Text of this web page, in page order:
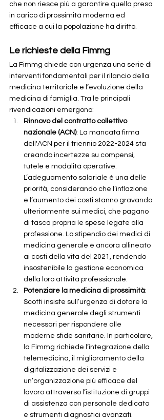
che non riesce più a garantire quella presa
in carico di prossimità moderna ed
efficace a cui la popolazione ha diritto.
Le richieste della Fimmg
La Fimmg chiede con urgenza una serie di
interventi fondamentali per il rilancio della
medicina territoriale e l’evoluzione della
medicina di famiglia. Tra le principali
rivendicazioni emergono:
Rinnovo del contratto collettivo
nazionale (ACN): La mancata firma
dell'ACN per il triennio 2022-2024 sta
creando incertezze su compensi,
tutele e modalità operative.
L’adeguamento salariale è una delle
priorità, considerando che l’inflazione
e l’aumento dei costi stanno gravando
ulteriormente sui medici, che pagano
di tasca propria le spese legate alla
professione. Lo stipendio dei medici di
medicina generale è ancora allineato
ai costi della vita del 2021, rendendo
insostenibile la gestione economica
della loro attività professionale.
Potenziare la medicina di prossimità:
Scotti insiste sull’urgenza di dotare la
medicina generale degli strumenti
necessari per rispondere alle
moderne sfide sanitarie. In particolare,
la Fimmg richiede l’integrazione della
telemedicina, il miglioramento della
digitalizzazione dei servizi e
un’organizzazione più efficace del
lavoro attraverso l’istituzione di gruppi
di assistenza con personale dedicato
e strumenti diagnostici avanzati.